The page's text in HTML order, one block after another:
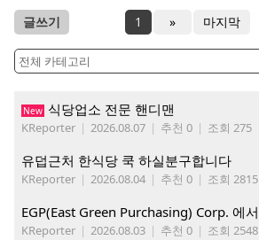
글쓰기 1 » 마지막
New 식당업소 전문 핸디맨
KReporter | 2026.08.07 | 추천 0 | 조회 275
유덥근처 한식당 쿡 하실분구합니다
KReporter | 2026.08.04 | 추천 0 | 조회 2815
KReporter | 2026.08.03 | 추천 0 | 조회 2548